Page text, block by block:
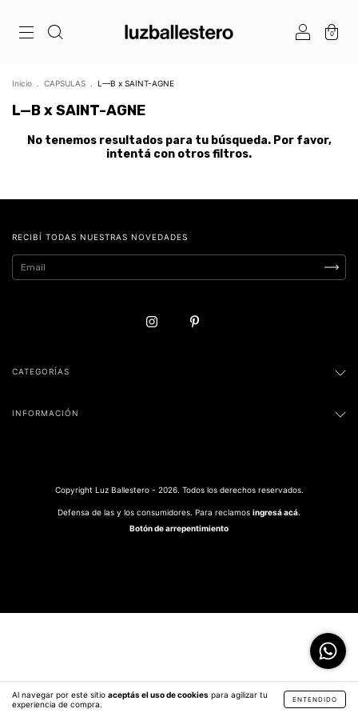
0
Al navegar por este sitio aceptás el uso de cookies para agilizar tu
experiencia de compra.
ENTENDIDO
Inicio CAPSULAS L—B x SAINT-AGNE
L—B x SAINT-AGNE
No tenemos resultados para tu búsqueda. Por favor,
intentá con otros filtros.
RECIBÍ TODAS NUESTRAS NOVEDADES
CATEGORÍAS
INFORMACIÓN
Copyright Luz Ballestero - 2026. Todos los derechos reservados.
Defensa de las y los consumidores. Para reclamos ingresá acá.
Botón de arrepentimiento